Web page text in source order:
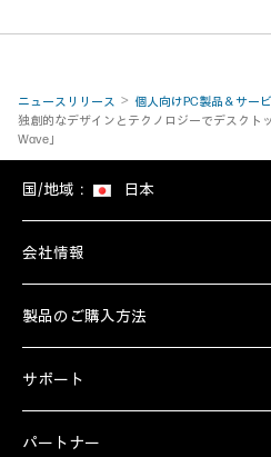
ニュースリリース
個人向けPC製品＆サー
独創的なデザインとテクノロジーでデスクト
Wave」
国/地域： 日本
会社情報
製品のご購入方法
サポート
パートナー